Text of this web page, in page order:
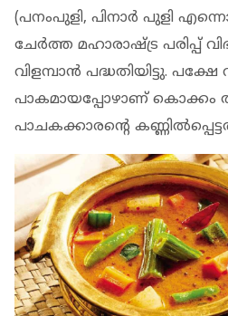
(പനംപുളി, പിനാര്‍ പുളി
ചേര്‍ത്ത മഹാരാഷ്ട്ര പരിപ്പ്
വിളമ്പാന്‍ പദ്ധതിയിട്ടു.
പാകമായപ്പോഴാണ് കൊക്കം
പാചകക്കാരന്റെ